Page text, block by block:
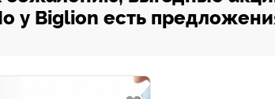
у Biglion есть